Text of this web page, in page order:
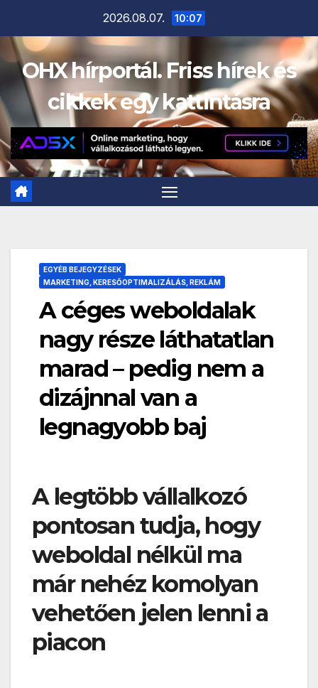
content
2026.08.07. 10:07
OHX hírportál. Friss hírek és
cikkek egy kattintásra
EGYÉB BEJEGYZÉSEK
MARKETING, KERESŐOPTIMALIZÁLÁS, REKLÁM
A céges weboldalak
nagy része láthatatlan
marad – pedig nem a
dizájnnal van a
legnagyobb baj
A legtöbb vállalkozó
pontosan tudja, hogy
weboldal nélkül ma
már nehéz komolyan
vehetően jelen lenni a
piacon